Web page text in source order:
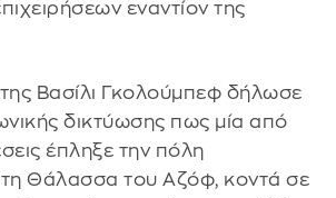
εναντίον της
Βασίλι Γκολούμπεφ δήλωσε
δικτύωσης πως μία από
έπληξε την πόλη
Θάλασσα του Αζόφ, κοντά σε